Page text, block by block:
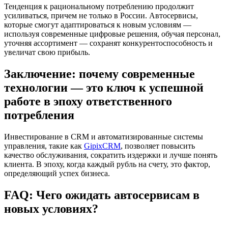
Тенденция к рациональному потреблению продолжит
усиливаться, причем не только в России. Автосервисы,
которые смогут адаптироваться к новым условиям —
используя современные цифровые решения, обучая персонал,
уточняя ассортимент — сохранят конкурентоспособность и
увеличат свою прибыль.
Заключение: почему современные
технологии — это ключ к успешной
работе в эпоху ответственного
потребления
Инвестирование в CRM и автоматизированные системы
управления, такие как GipixCRM, позволяет повысить
качество обслуживания, сократить издержки и лучше понять
клиента. В эпоху, когда каждый рубль на счету, это фактор,
определяющий успех бизнеса.
FAQ: Чего ожидать автосервисам в
новых условиях?